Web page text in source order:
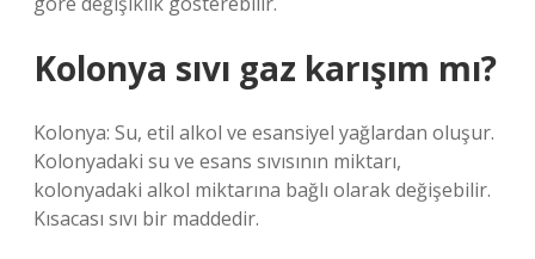
Kolonya sıvı gaz karışım mı?
Kolonya: Su, etil alkol ve esansiyel yağlardan oluşur.
Kolonyadaki su ve esans sıvısının miktarı,
kolonyadaki alkol miktarına bağlı olarak değişebilir.
Kısacası sıvı bir maddedir.